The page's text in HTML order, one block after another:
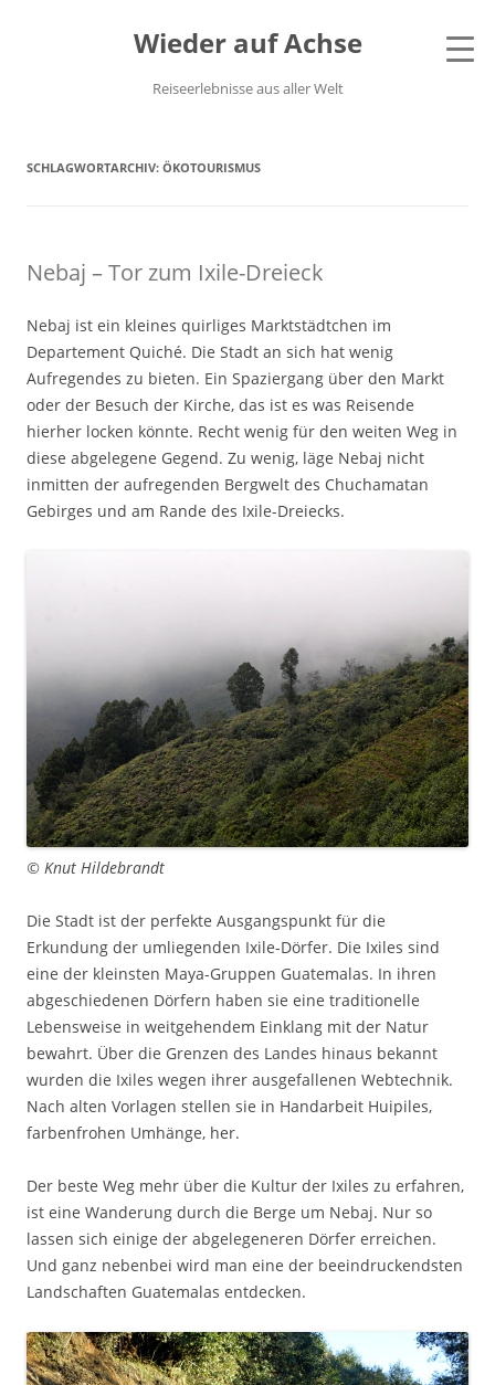
Wieder auf Achse
Reiseerlebnisse aus aller Welt
SCHLAGWORTARCHIV: ÖKOTOURISMUS
Nebaj – Tor zum Ixile-Dreieck
Nebaj ist ein kleines quirliges Marktstädtchen im
Departement Quiché. Die Stadt an sich hat wenig
Aufregendes zu bieten. Ein Spaziergang über den Markt
oder der Besuch der Kirche, das ist es was Reisende
hierher locken könnte. Recht wenig für den weiten Weg in
diese abgelegene Gegend. Zu wenig, läge Nebaj nicht
inmitten der aufregenden Bergwelt des Chuchamatan
Gebirges und am Rande des Ixile-Dreiecks.
© Knut Hildebrandt
Die Stadt ist der perfekte Ausgangspunkt für die
Erkundung der umliegenden Ixile-Dörfer. Die Ixiles sind
eine der kleinsten Maya-Gruppen Guatemalas. In ihren
abgeschiedenen Dörfern haben sie eine traditionelle
Lebensweise in weitgehendem Einklang mit der Natur
bewahrt. Über die Grenzen des Landes hinaus bekannt
wurden die Ixiles wegen ihrer ausgefallenen Webtechnik.
Nach alten Vorlagen stellen sie in Handarbeit Huipiles,
farbenfrohen Umhänge, her.
Der beste Weg mehr über die Kultur der Ixiles zu erfahren,
ist eine Wanderung durch die Berge um Nebaj. Nur so
lassen sich einige der abgelegeneren Dörfer erreichen.
Und ganz nebenbei wird man eine der beeindruckendsten
Landschaften Guatemalas entdecken.